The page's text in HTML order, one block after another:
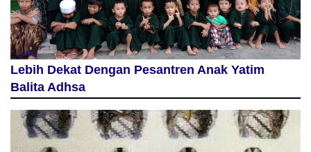
Lebih Dekat Dengan Pesantren Anak Yatim
Balita Adhsa